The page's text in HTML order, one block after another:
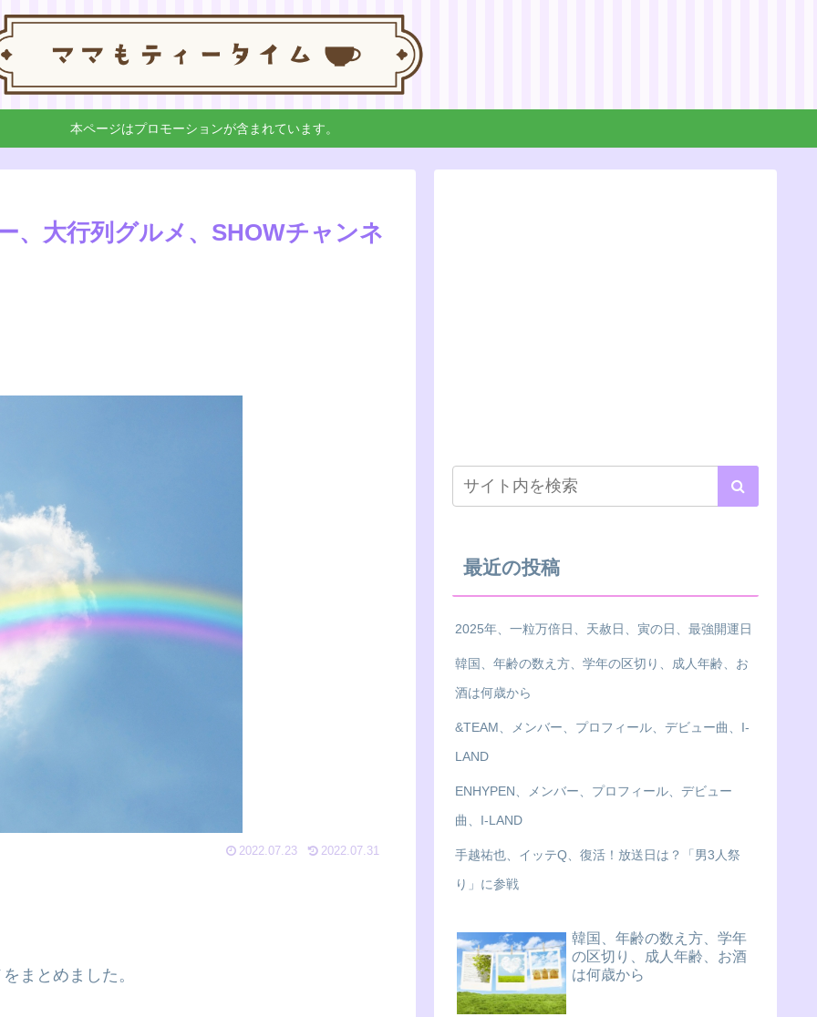
本ページはプロモーションが含まれています。
、大行列グルメ、SHOWチャンネ
2022.07.23 2022.07.31
まとめました。
最近の投稿
2025年、一粒万倍日、天赦日、寅の日、最強開運日
韓国、年齢の数え方、学年の区切り、成人年齢、お
酒は何歳から
&TEAM、メンバー、プロフィール、デビュー曲、I-
LAND
ENHYPEN、メンバー、プロフィール、デビュー
曲、I-LAND
手越祐也、イッテQ、復活！放送日は？「男3人祭
り」に参戦
韓国、年齢の数え方、学年
の区切り、成人年齢、お酒
は何歳から